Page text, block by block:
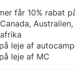
får 10% rabat
leje af
leje af MC